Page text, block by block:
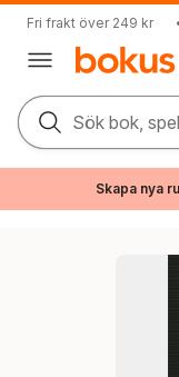
Fri frakt över 249 kr
Sök bok,
Skapa nya